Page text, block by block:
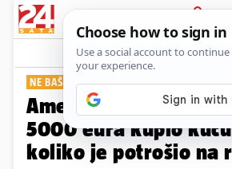
PRIJAVA
Show
NE BAŠ MALO...
Amerikanac koji je u
5000 eura kupio
koliko je potrošio na